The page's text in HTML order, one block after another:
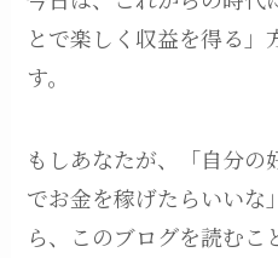
とで楽しく収益を得る」
す。
もしあなたが、「自分の
でお金を稼げたらいいな
ら、このブログを読む